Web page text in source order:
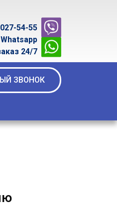
54-55
24/7
ЗВОНОК